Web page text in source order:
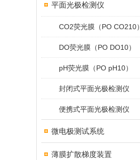
平面光极检测仪
CO2荧光膜（PO CO210）
DO荧光膜（PO DO10）
pH荧光膜（PO pH10）
封闭式平面光极检测仪
便携式平面光极检测仪
微电极测试系统
薄膜扩散梯度装置